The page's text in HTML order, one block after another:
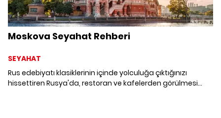
Moskova Seyahat Rehberi
SEYAHAT
Rus edebiyatı klasiklerinin içinde yolculuğa çıktığınızı
hissettiren Rusya'da, restoran ve kafelerden görülmesi